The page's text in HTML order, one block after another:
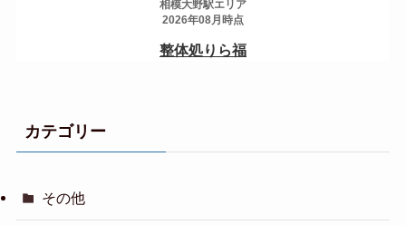
カテゴリー
その他